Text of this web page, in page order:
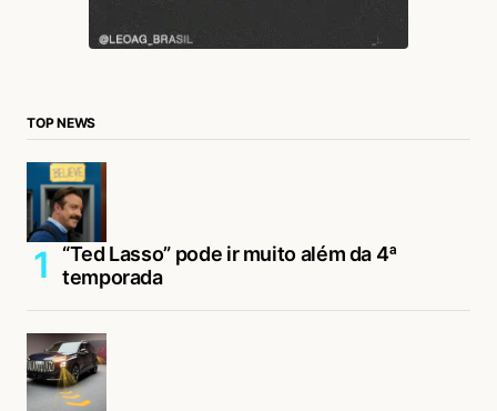
TOP NEWS
“Ted Lasso” pode ir muito além da 4ª
temporada